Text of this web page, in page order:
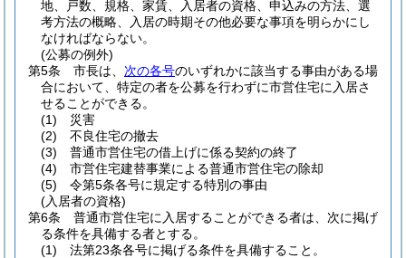
地、戸数、規格、家賃、入居者の資格、申込みの方法、選
考方法の概略、入居の時期その他必要な事項を明らかにし
なければならない。
(公募の例外)
第5条
市長は、 次の各号のいずれかに該当する事由がある場
合において、特定の者を公募を行わずに市営住宅に入居さ
せることができる。
(1)
災害
(2)
不良住宅の撤去
(3)
普通市営住宅の借上げに係る契約の終了
(4)
市営住宅建替事業による普通市営住宅の除却
(5)
令第5条各号に規定する特別の事由
(入居者の資格)
第6条
普通市営住宅に入居することができる者は、次に掲げ
る条件を具備する者とする。
(1)
法第23条各号に掲げる条件を具備すること。